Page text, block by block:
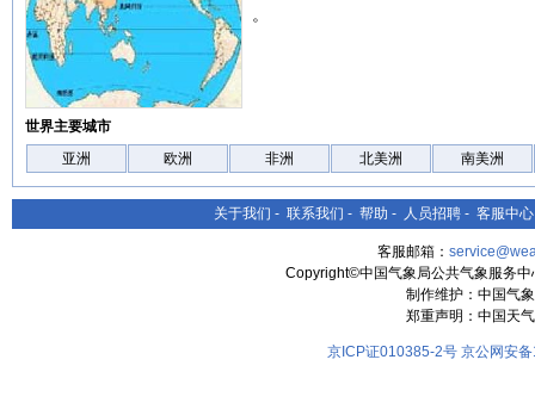
。
世界主要城市
亚洲
欧洲 非洲 北美洲 南美洲
关于我们 - 联系我们 - 帮助 - 人员招聘 - 客服中心
客服邮箱：
Copyright©中国气象局公共气象服务
制作维护：中国气
郑重声明：中国天
京ICP证010385-2号 京公网安